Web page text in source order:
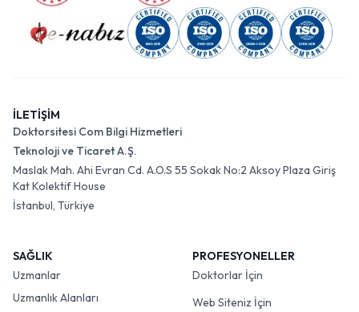
İLETİŞİM
Doktorsitesi Com Bilgi Hizmetleri
Teknoloji ve Ticaret A.Ş.
Maslak Mah. Ahi Evran Cd. A.O.S 55 Sokak No:2 Aksoy Plaza Giriş
Kat Kolektif House
İstanbul, Türkiye
SAĞLIK
Uzmanlar
Uzmanlık Alanları
PROFESYONELLER
Doktorlar İçin
Web Siteniz İçin